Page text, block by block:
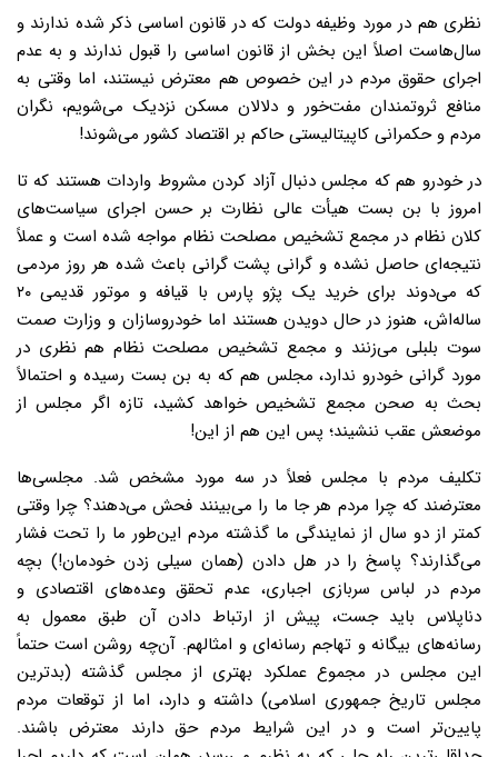
نظری هم در مورد وظیفه دولت که در قانون اساسی ذکر شده ندارند و
سال‌هاست اصلاً این بخش از قانون اساسی را قبول ندارند و به عدم
اجرای حقوق مردم در این خصوص هم معترض نیستند، اما وقتی به
منافع ثروتمندان مفت‌خور و دلالان مسکن نزدیک می‌شویم، نگران
مردم و حکمرانی کاپیتالیستی حاکم بر اقتصاد کشور می‌شوند!
در خودرو هم که مجلس دنبال آزاد کردن مشروط واردات هستند که تا
امروز با بن بست هیأت عالی نظارت بر حسن اجرای سیاست‌های
کلان نظام در مجمع تشخیص مصلحت نظام مواجه شده است و عملاً
نتیجه‌ای حاصل نشده و گرانی پشت گرانی باعث شده هر روز مردمی
که می‌دوند برای خرید یک پژو پارس با قیافه و موتور قدیمی ۲۰
ساله‌اش، هنوز در حال دویدن هستند اما خودروسازان و وزارت صمت
سوت بلبلی می‌زنند و مجمع تشخیص مصلحت نظام هم نظری در
مورد گرانی خودرو ندارد، مجلس هم که به بن بست رسیده و احتمالاً
بحث به صحن مجمع تشخیص خواهد کشید، تازه اگر مجلس از
موضعش عقب ننشیند؛ پس این هم از این!
تکلیف مردم با مجلس فعلاً در سه مورد مشخص شد. مجلسی‌ها
معترضند که چرا مردم هر جا ما را می‌بینند فحش می‌دهند؟ چرا وقتی
کمتر از دو سال از نمایندگی ما گذشته مردم این‌طور ما را تحت فشار
می‌گذارند؟ پاسخ را در هل دادن (همان سیلی زدن خودمان!) بچه
مردم در لباس سربازی اجباری، عدم تحقق وعده‌های اقتصادی و
دناپلاس باید جست، پیش از ارتباط دادن آن طبق معمول به
رسانه‌های بیگانه و تهاجم رسانه‌ای و امثالهم. آن‌چه روشن است حتماً
این مجلس در مجموع عملکرد بهتری از مجلس گذشته (بدترین
مجلس تاریخ جمهوری اسلامی) داشته و دارد، اما از توقعات مردم
پایین‌تر است و در این شرایط مردم حق دارند معترض باشند.